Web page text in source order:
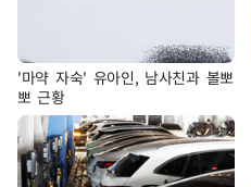
'마약 자숙' 유아인, 남사친과 볼뽀
뽀 근황